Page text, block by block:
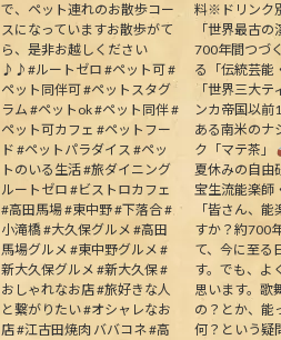
で、ペット連れのお散歩コー
スになっていますお散歩がて
ら、是非お越しください
♪♪#ルートゼロ #ペット可 #
ペット同伴可 #ペットスタグ
ラム #ペットok #ペット同伴 #
ペット可カフェ #ペットフー
ド #ペットパラダイス #ペッ
トのいる生活 #旅ダイニング
ルートゼロ #ビストロカフェ
#高田馬場 #東中野 #下落合 #
小滝橋 #大久保グルメ #高田
馬場グルメ #東中野グルメ #
新大久保グルメ #新大久保 #
おしゃれなお店 #旅好きな人
と繋がりたい #オシャレなお
店 #江古田焼肉 ババコネ #高
料※ドリンク
「世界最古
700年間つづ
る「伝統芸能
「世界三大テ
ンカ帝国以前
ある南米のナ
ク「マテ茶」
夏休みの自由
宝生流能楽師
「皆さん、能
すか？約700
て、今に至る
す。でも、よ
思います。歌
の？とか、能
何？という疑